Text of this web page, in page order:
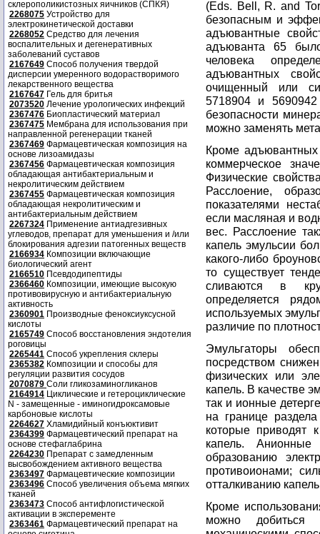
склерополикистозных яичников (СПКЯ)
2268075 Устройство для
электрокинетической доставки
2268052 Средство для лечения
воспалительных и дегенеративных
заболеваний суставов
2167649 Способ получения твердой
дисперсии умеренного водорастворимого
лекарственного вещества
2167647 Гель для бритья
2073520 Лечение урологических инфекций
2367476 Биопластический материал
2367475 Мембрана для использования при
направленной регенерации тканей
2367469 Фармацевтическая композиция на
основе лизоамидазы
2367456 Фармацевтическая композиция
обладающая антибактериальным и
некролитическим действием
2367455 Фармацевтическая композиция
обладающая некролитическим и
антибактериальным действием
2267324 Применение антиадгезивных
углеводов, препарат для уменьшения и /или
блокирования адгезии патогенных веществ
2166934 Композиции включающие
биологический агент
2166510 Псевдодипептиды
2366460 Композиции, имеющие высокую
противовирусную и антибактериальную
активность
2360901 Производные феноксиуксусной
кислоты
2165749 Способ восстановления эндотелия
роговицы
2265441 Способ укрепления склеры
2365382 Композиции и способы для
регуляции развития сосудов
2070879 Соли гликозаминогликанов
2164914 Циклические и гетероциклические
N - замещенные - иминогидроксамовые
карбоновые кислоты
2264627 Хламидийный конъюктивит
2364399 Фармацевтический препарат на
основе стефаглабрина
2264230 Препарат с замедленным
высвобождением активного вещества
2363497 Фармацевтические композиции
2363496 Способ увеличения объема мягких
тканей
2363473 Способ антифлогистической
активации в эксперементе
2363461 Фармацевтический препарат на
(Eds. Bell, R. and
безопасным и
адъювантные
адъюванта 65
человека
адъювантных
очищенный или
5718904 и
безопасности
можно заменять
Кроме адъювантных
коммерческое
Физические
Расслоение,
показателями
если масляная и
вес. Расслоение
капель эмульсии
какого-либо
то существует
сливаются в
определяется
используемых
различие по
Эмульгаторы
посредством
физических или
капель. В качестве
так и ионные
на границе
которые приводят
капель.
образованию
противоионами;
отталкиванию
Кроме
можно добиться